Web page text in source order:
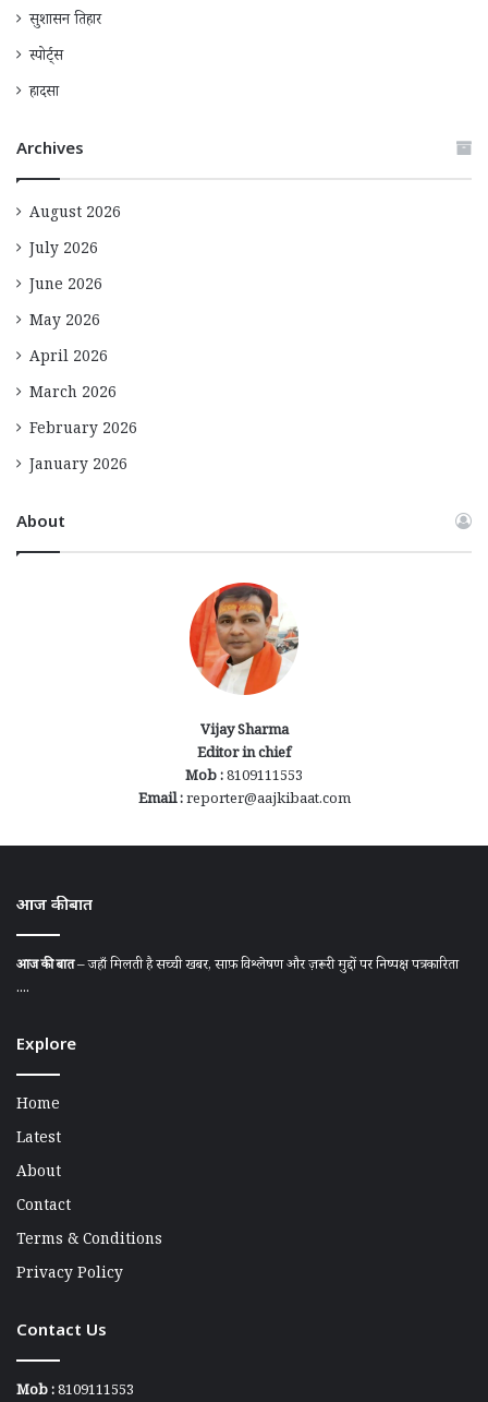
सुशासन तिहार
स्पोर्ट्स
हादसा
Archives
August 2026
July 2026
June 2026
May 2026
April 2026
March 2026
February 2026
January 2026
About
Vijay Sharma
Editor in chief
Mob :8109111553
Email :reporter@aajkibaat.com
आज की बात
आज की बात– जहाँ मिलती है सच्ची खबर, साफ़ विश्लेषण और ज़रूरी मुद्दों पर निष्पक्ष पत्रकारिता
....
Explore
Home
Latest
About
Contact
Terms & Conditions
Privacy Policy
Contact Us
Mob :8109111553